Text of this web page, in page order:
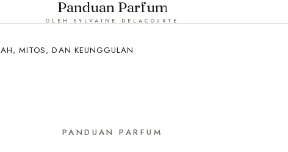
Panduan Parfum
OLEH SYLVAINE DELACOURTE
MITOS, DAN KEUNGGULAN
PANDUAN PARFUM